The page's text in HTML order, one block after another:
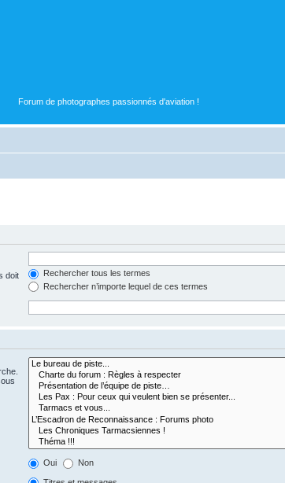
Forum de photographes passionnés d'aviation !
doit
Rechercher tous les termes
Rechercher n’importe lequel de ces termes
Oui Non